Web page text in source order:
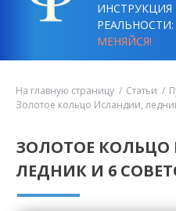
МЕНЯЙСЯ!
На главную страницу Статьи
Золотое кольцо Исландии,
ЗОЛОТОЕ
ЛЕДНИК И 6